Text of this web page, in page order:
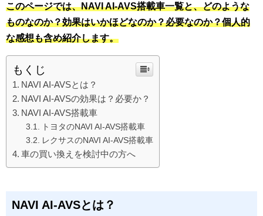
このページでは、NAVI AI-AVS搭載車一覧と、どのような
ものなのか？効果はいかほどなのか？必要なのか？個人的
な感想も含め紹介します。
もくじ
NAVI AI-AVSとは？
NAVI AI-AVSの効果は？必要か？
NAVI AI-AVS搭載車
トヨタのNAVI AI-AVS搭載車
レクサスのNAVI AI-AVS搭載車
車の買い換えを検討中の方へ
NAVI AI-AVSとは？